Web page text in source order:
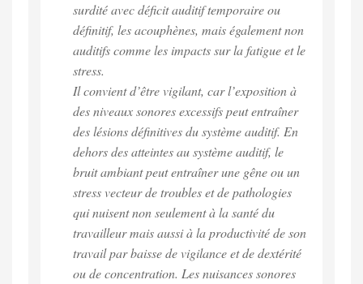
surdité avec déficit auditif temporaire ou
définitif, les acouphènes, mais également non
auditifs comme les impacts sur la fatigue et le
stress.
Il convient d’être vigilant, car l’exposition à
des niveaux sonores excessifs peut entraîner
des lésions définitives du système auditif. En
dehors des atteintes au système auditif, le
bruit ambiant peut entraîner une gêne ou un
stress vecteur de troubles et de pathologies
qui nuisent non seulement à la santé du
travailleur mais aussi à la productivité de son
travail par baisse de vigilance et de dextérité
ou de concentration. Les nuisances sonores